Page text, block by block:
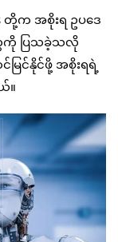
တို့က အစိုးရ ဥပဒေ
ကို ပြသခဲ့သလို
ြင်နိုင်ဖို့ အစိုးရရဲ့
။